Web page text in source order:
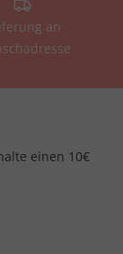
an
einen 10€